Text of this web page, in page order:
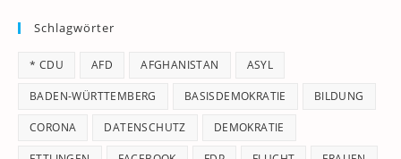
Schlagwörter
* CDU AFD AFGHANISTAN ASYL
BADEN-WÜRTTEMBERG BASISDEMOKRATIE BILDUNG
CORONA DATENSCHUTZ DEMOKRATIE